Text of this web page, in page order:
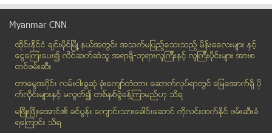
ေရစုပ္စက္ျဖင့္ အိုင္ပက္ငါးဖမ္းသူ ဓာတ္လိုက္ေသဆံုး
ဇြဲျဖင့္ ေအာင္ျမင္သည့္ဘ၀ကုိ ရယူ
ယူနတီဂ်ာနယ္အမႈ မတ္ ၃ ရက္ ႐ံုးခ်ိန္းခ်ိန္းဆို
ေဒၚေအာင္ဆန္းစုၾကည္သမၼတျဖစ္ေရး ဦးဝီရသူ လုိလား
ရဟတ္ယာဥ္ပ်က္က်စဥ္ ကူညီခ့ဲေသာေဒသခံမ်ားအား ေက်းဇူးဆပ...
ကုမၸဏီပိုင္ေငြမ်ားခိုးယူသူကို ေဖာ္ထုတ္ဖမ္းဆီးအေရးယူ
ေဒၚလာ ကိုးေသာင္းတန္၊ အေလးခ်ိန္ ဆယ္တန္ ရွိတဲ့ သရက္သ...
Myanmar CNN
ထိုင္းနို္င္ငံ ခ်င္းမိုင္ျမိဳ ့နယ္အတြင္း အသက္မျပည့္ေသးသည့္ မိန္းခေလးမ်ား နွင့္
ေငြေၾကးေပး၍ လိင္ဆက္ဆံသူ အရာရွိ-ဘုရားလူၾကီးနွင့္ လူၾကီးပိုင္းမ်ား အားစ
တင္ဖမ္းဆီး
တာေမြအ၀ိုင္း လမ္းငါးခြဆံု ခံုးေက်ာ္တံတား ေဆာက္လုပ္ရာတြင္ ေျမေအာက္ရွိ ပို
က္လိုင္းမ်ားႏွင့္ မလြတ္၍ တစ္ႏွစ္ခြဲခန္႔ၾကာမည္ဟု သိရ
မၿဖိဳးၿဖိဳးေအာင္၏ ခင္ပြန္း ေက်ာင္းသားေခါင္းေဆာင္ ကိုလင္းထက္ႏိုင္ ဖမ္းဆီးခံ
ရေၾကာင္း သိရ